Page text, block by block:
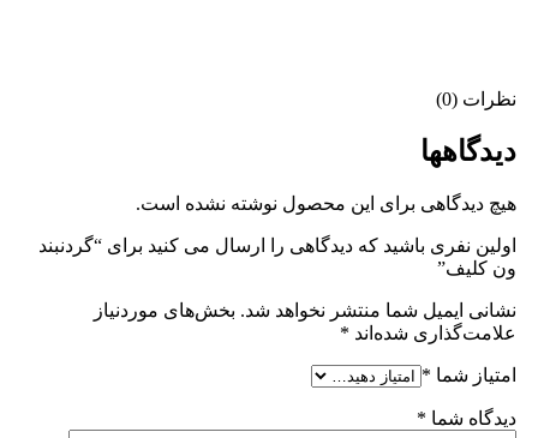
نظرات (0)
دیدگاهها
هیچ دیدگاهی برای این محصول نوشته نشده است.
اولین نفری باشید که دیدگاهی را ارسال می کنید برای “گردنبند
ون کلیف”
نشانی ایمیل شما منتشر نخواهد شد. بخش‌های موردنیاز
علامت‌گذاری شده‌اند *
امتیاز شما *
دیدگاه شما *